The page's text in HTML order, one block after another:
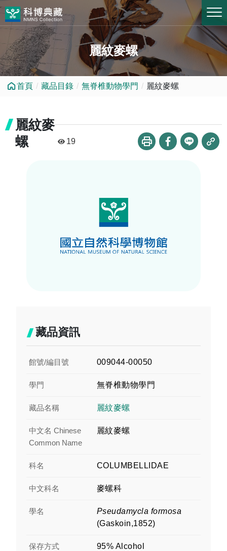
麗紋麥螺
首頁 藏品目錄 無脊椎動物學門 麗紋麥螺
麗紋麥
螺
19
藏品資訊
館號/編目號 009044-00050
學門 無脊椎動物學門
藏品名稱 麗紋麥螺
中文名 Chinese
Common Name
麗紋麥螺
科名 COLUMBELLIDAE
中文科名 麥螺科
學名
Pseudamycla formosa
(Gaskoin,1852)
保存方式 95% Alcohol